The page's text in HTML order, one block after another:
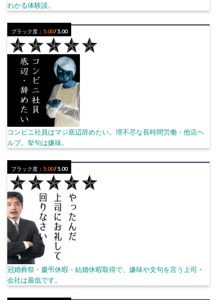
わかる体験談。
ブラック度： 5.00/ 5.00
コンビニ社員はマジ底辺辞めたい。理不尽な長時間労働・他店ヘ
ルプ。挙句は嫌味。
ブラック度： 5.00/ 5.00
冠婚葬祭・慶弔休暇・結婚休暇取得で、嫌味や文句を言う上司・
会社は最低です。